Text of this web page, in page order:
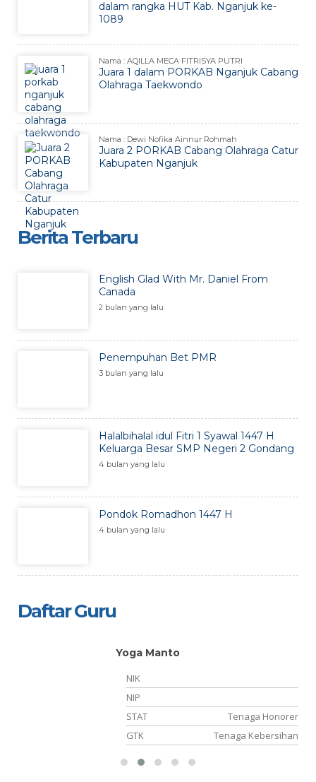
dalam rangka HUT Kab. Nganjuk ke-
1089
Nama : AQILLA MECA FITRISYA PUTRI
Juara 1 dalam PORKAB Nganjuk Cabang
Olahraga Taekwondo
Nama : Dewi Nofika Ainnur Rohmah
Juara 2 PORKAB Cabang Olahraga Catur
Kabupaten Nganjuk
Berita Terbaru
English Glad With Mr. Daniel From
Canada
2 bulan yang lalu
Penempuhan Bet PMR
3 bulan yang lalu
Halalbihalal idul Fitri 1 Syawal 1447 H
Keluarga Besar SMP Negeri 2 Gondang
4 bulan yang lalu
Pondok Romadhon 1447 H
4 bulan yang lalu
Daftar Guru
Yoga Manto
NIK
NIP
STAT
Tenaga Honorer
GTK
Tenaga Kebersihan